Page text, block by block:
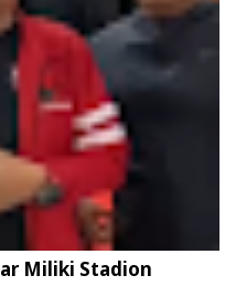
Miliki Stadion